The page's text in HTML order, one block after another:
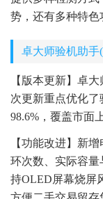
势，还有多种特色
卓大师验机助手
【版本更新】卓
次更新重点优化
98.6%，覆盖市面
【功能改进】新
环次数、实际容
持OLED屏幕烧屏